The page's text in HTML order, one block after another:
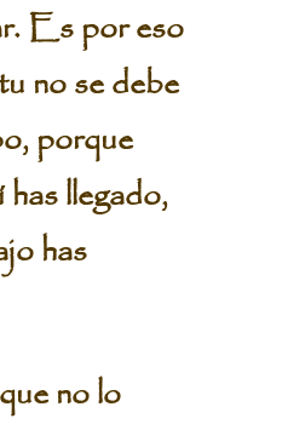
Es por eso
no se debe
porque
llegado,
has
no lo